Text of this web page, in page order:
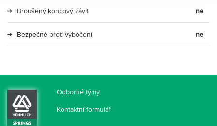
Broušený koncový závit ne
Bezpečné proti vybočení ne
Odborné týmy
Kontaktní formulář